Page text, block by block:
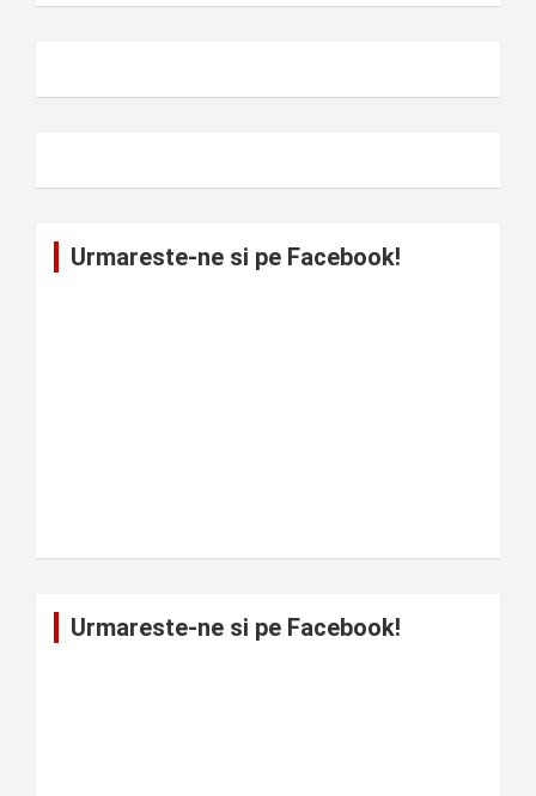
Urmareste-ne si pe Facebook!
Urmareste-ne si pe Facebook!